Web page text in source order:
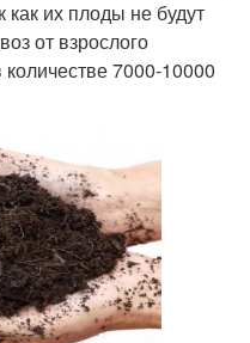
как их плоды не будут
от взрослого
7000-10000